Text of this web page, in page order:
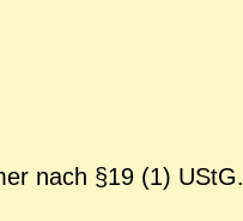
nach §19 (1) UStG.